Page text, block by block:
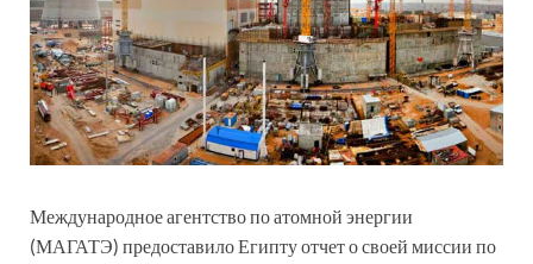
Международное агентство по атомной энергии
(МАГАТЭ) предоставило Египту отчет о своей миссии по